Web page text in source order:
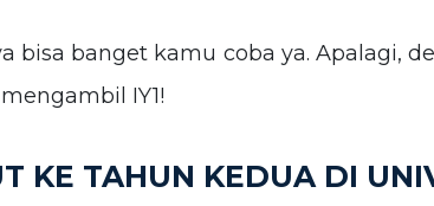
bisa banget kamu coba ya. Apalagi,
IY1!
KE TAHUN KEDUA DI